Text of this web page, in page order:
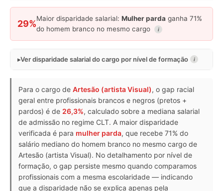
29%
Maior disparidade salarial: Mulher parda ganha 71%
do homem branco no mesmo cargo
i
Ver disparidade salarial do cargo por nível de formação i
Para o cargo de Artesão (artista Visual), o gap racial
geral entre profissionais brancos e negros (pretos +
pardos) é de 26,3%, calculado sobre a mediana salarial
de admissão no regime CLT. A maior disparidade
verificada é para mulher parda, que recebe 71% do
salário mediano do homem branco no mesmo cargo de
Artesão (artista Visual). No detalhamento por nível de
formação, o gap persiste mesmo quando comparamos
profissionais com a mesma escolaridade — indicando
que a disparidade não se explica apenas pela